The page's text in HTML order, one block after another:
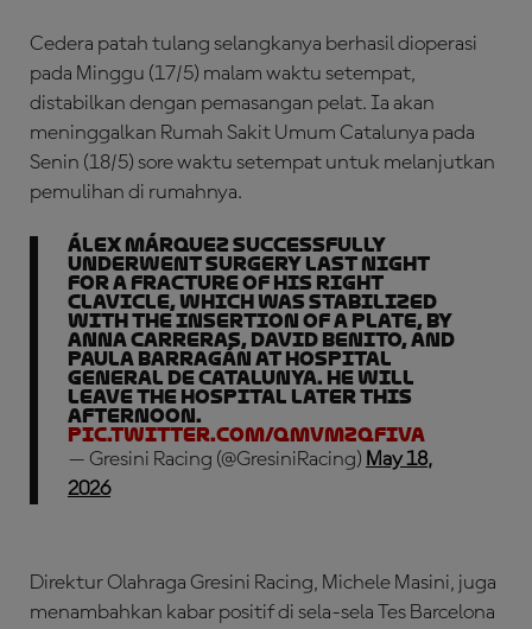
Cedera patah tulang selangkanya berhasil dioperasi
pada Minggu (17/5) malam waktu setempat,
distabilkan dengan pemasangan pelat. Ia akan
meninggalkan Rumah Sakit Umum Catalunya pada
Senin (18/5) sore waktu setempat untuk melanjutkan
pemulihan di rumahnya.
Álex Márquez successfully
underwent surgery last night
for a fracture of his right
clavicle, which was stabilized
with the insertion of a plate, by
Anna Carreras, David Benito, and
Paula Barragán at Hospital
General de Catalunya. He will
leave the hospital later this
afternoon.
pic.twitter.com/qMvMZQFIVA
— Gresini Racing (@GresiniRacing) May 18,
2026
Direktur Olahraga Gresini Racing, Michele Masini, juga
menambahkan kabar positif di sela-sela Tes Barcelona